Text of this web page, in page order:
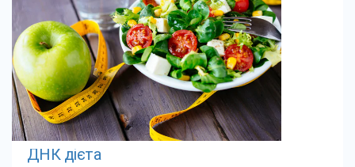
ДНК дієта